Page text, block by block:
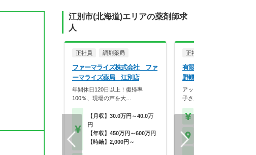
江別市(北海道)エリアの薬剤師求
人
正社員 調剤薬局
ファーマライズ株式会社 ファ
ーマライズ薬局 江別店
年間休日120日以上！復帰率
100％、現場の声を大…
【月収】30.0万円～40.0万
円
【年収】450万円～600万円
【時給】2,000円～
正社員
有限会社西岡メディカル
野幌店
アットホームな雰囲気の職
子さんをお持ちのスタ…